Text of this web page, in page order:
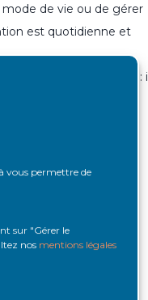
vous permettre de
sur "Gérer le
nos mentions légales
de vie ou de gérer
est quotidienne et
la fonction rénale
: il
dose ou le type de